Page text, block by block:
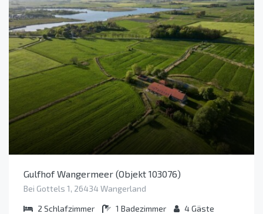
Gulfhof Wangermeer (Objekt 103076)
Bei Gottels 1, 26434 Wangerland
2 Schlafzimmer 1 Badezimmer 4Gäste